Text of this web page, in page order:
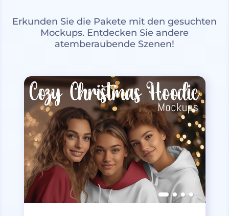
Erkunden Sie die Pakete mit den gesuchten
Mockups. Entdecken Sie andere
atemberaubende Szenen!